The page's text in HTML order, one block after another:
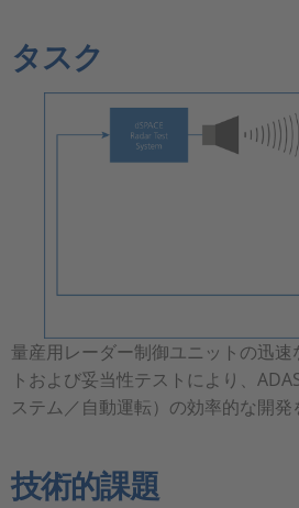
採用情報
タスク
量産用レーダー制御ユニットの迅
トおよび妥当性テストにより、
ステム／自動運転）の効率的な開発
技術的課題